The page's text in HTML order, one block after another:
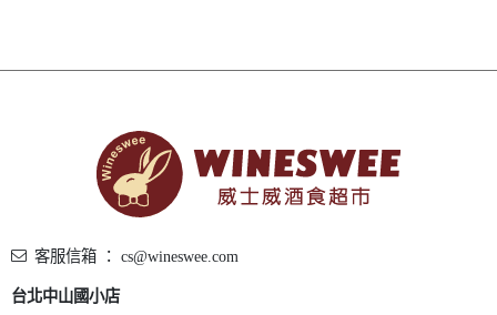
客服信箱 ： cs@wineswee.com
台北中山國小店